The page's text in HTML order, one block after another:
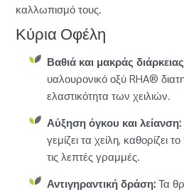
καλλωπισμό τους.
Κύρια Οφέλη
Βαθιά και μακράς
υαλουρονικό οξύ RHA®
ελαστικότητα των χειλιών.
Αύξηση όγκου και λείανση:
γεμίζει τα χείλη, καθορίζει
τις λεπτές γραμμές.
Αντιγηραντική δράση: Τα